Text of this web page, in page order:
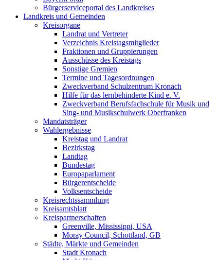
Bürgerserviceportal des Landkreises
Landkreis und Gemeinden
Kreisorgane
Landrat und Vertreter
Verzeichnis Kreistagsmitglieder
Fraktionen und Gruppierungen
Ausschüsse des Kreistags
Sonstige Gremien
Termine und Tagesordnungen
Zweckverband Schulzentrum Kronach
Hilfe für das lernbehinderte Kind e. V.
Zweckverband Berufsfachschule für Musik und
Sing- und Musikschulwerk Oberfranken
Mandatsträger
Wahlergebnisse
Kreistag und Landrat
Bezirkstag
Landtag
Bundestag
Europaparlament
Bürgerentscheide
Volksentscheide
Kreisrechtssammlung
Kreisamtsblatt
Kreispartnerschaften
Greenville, Mississippi, USA
Moray Council, Schottland, GB
Städte, Märkte und Gemeinden
Stadt Kronach